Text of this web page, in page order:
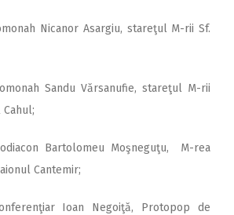
Nicanor Asargiu, stareţul M-rii Sf.
Sandu Vărsanufie, stareţul M-rii
Bartolomeu Moşneguţu, M-rea
Cantemir;
Ioan Negoiţă, Protopop de